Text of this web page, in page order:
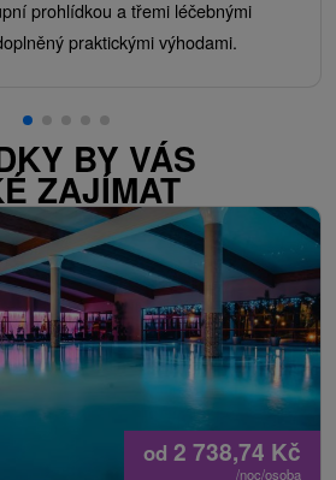
prohlídkou a třemi léčebnými
praktickými výhodami.
BY VÁS
ZAJÍMAT
od 2 738,74 Kč
/noc/osoba